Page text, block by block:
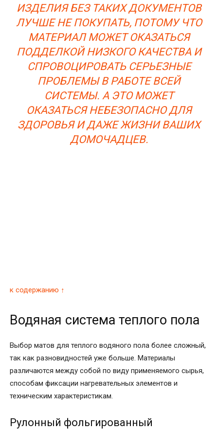
ИЗДЕЛИЯ БЕЗ ТАКИХ ДОКУМЕНТОВ
ЛУЧШЕ НЕ ПОКУПАТЬ, ПОТОМУ ЧТО
МАТЕРИАЛ МОЖЕТ ОКАЗАТЬСЯ
ПОДДЕЛКОЙ НИЗКОГО КАЧЕСТВА И
СПРОВОЦИРОВАТЬ СЕРЬЕЗНЫЕ
ПРОБЛЕМЫ В РАБОТЕ ВСЕЙ
СИСТЕМЫ. А ЭТО МОЖЕТ
ОКАЗАТЬСЯ НЕБЕЗОПАСНО ДЛЯ
ЗДОРОВЬЯ И ДАЖЕ ЖИЗНИ ВАШИХ
ДОМОЧАДЦЕВ.
к содержанию ↑
Водяная система теплого пола
Выбор матов для теплого водяного пола более сложный,
так как разновидностей уже больше. Материалы
различаются между собой по виду применяемого сырья,
способам фиксации нагревательных элементов и
техническим характеристикам.
Рулонный фольгированный